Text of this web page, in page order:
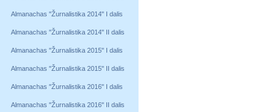
Almanachas "Žurnalistika 2014" I dalis
Almanachas "Žurnalistika 2014" II dalis
Almanachas "Žurnalistika 2015" I dalis
Almanachas "Žurnalistika 2015" II dalis
Almanachas "Žurnalistika 2016" I dalis
Almanachas "Žurnalistika 2016" II dalis